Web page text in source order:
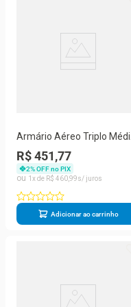
Armário Aéreo Triplo Médio
Esmeralda 820007-01
Telasul Branco
R$ 451,77
2% OFF no PIX
1
R$ 46099
Adicionar ao carrinho